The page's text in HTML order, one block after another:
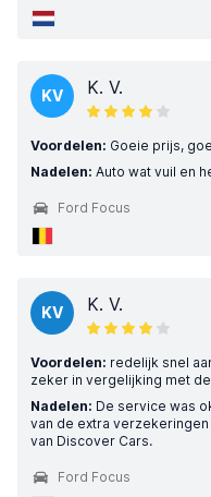
KV K. V.
Voordelen: Goeie prijs,
Nadelen: Auto wat vuil en
Ford Focus
KV K. V.
Voordelen: redelijk snel
zeker in vergelijking met
Nadelen: De service was
van de extra
van Discover Cars.
Ford Focus